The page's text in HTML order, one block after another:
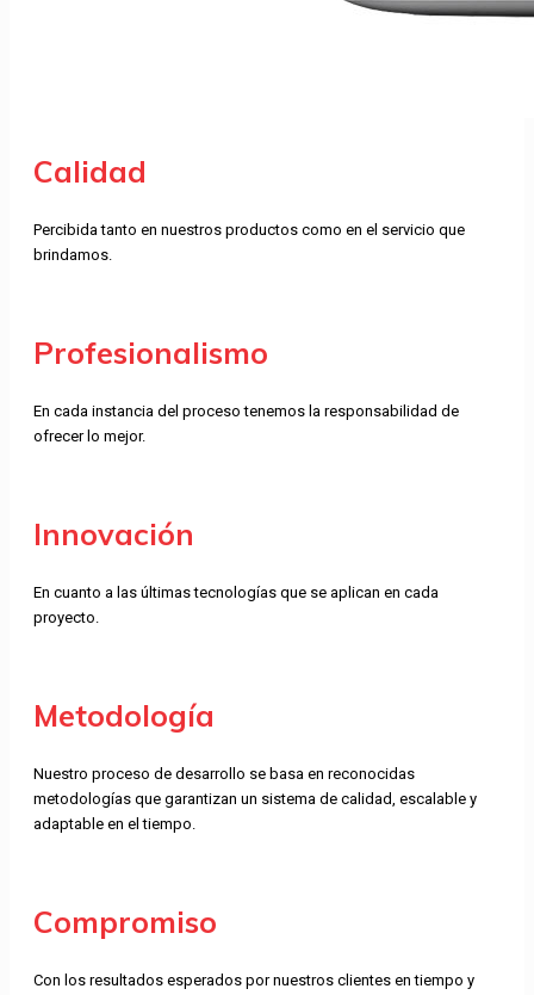
Calidad
Percibida tanto en nuestros productos como en el servicio que
brindamos.
Profesionalismo
En cada instancia del proceso tenemos la responsabilidad de
ofrecer lo mejor.
Innovación
En cuanto a las últimas tecnologías que se aplican en cada
proyecto.
Metodología
Nuestro proceso de desarrollo se basa en reconocidas
metodologías que garantizan un sistema de calidad, escalable y
adaptable en el tiempo.
Compromiso
Con los resultados esperados por nuestros clientes en tiempo y